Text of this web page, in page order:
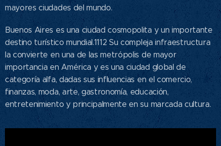
mayores ciudades del mundo.
Buenos Aires es una ciudad cosmopolita y un importante
destino turístico mundial.11​12​ Su compleja infraestructura
la convierte en una de las metrópolis de mayor
importancia en América y es una ciudad global de
categoría alfa,​ dadas sus influencias en el comercio,
finanzas, moda, arte, gastronomía, educación,
entretenimiento y principalmente en su marcada cultura.